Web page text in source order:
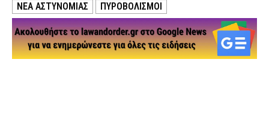
ΝΕΑ ΑΣΤΥΝΟΜΙΑΣ
ΠΥΡΟΒΟΛΙΣΜΟΙ